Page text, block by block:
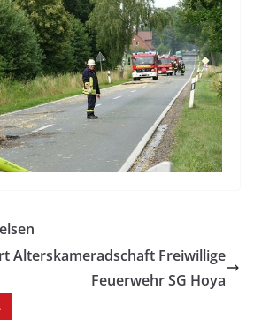
Alterskameradschaft Freiwillige
Feuerwehr SG Hoya